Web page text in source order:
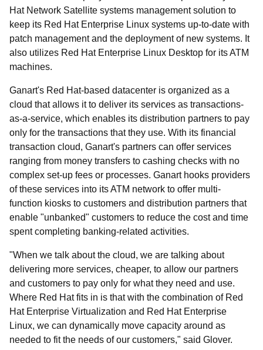
Hat Network Satellite systems management solution to
keep its Red Hat Enterprise Linux systems up-to-date with
patch management and the deployment of new systems. It
also utilizes Red Hat Enterprise Linux Desktop for its ATM
machines.
Ganart's Red Hat-based datacenter is organized as a
cloud that allows it to deliver its services as transactions-
as-a-service, which enables its distribution partners to pay
only for the transactions that they use. With its financial
transaction cloud, Ganart's partners can offer services
ranging from money transfers to cashing checks with no
complex set-up fees or processes. Ganart hooks providers
of these services into its ATM network to offer multi-
function kiosks to customers and distribution partners that
enable "unbanked" customers to reduce the cost and time
spent completing banking-related activities.
"When we talk about the cloud, we are talking about
delivering more services, cheaper, to allow our partners
and customers to pay only for what they need and use.
Where Red Hat fits in is that with the combination of Red
Hat Enterprise Virtualization and Red Hat Enterprise
Linux, we can dynamically move capacity around as
needed to fit the needs of our customers," said Glover.